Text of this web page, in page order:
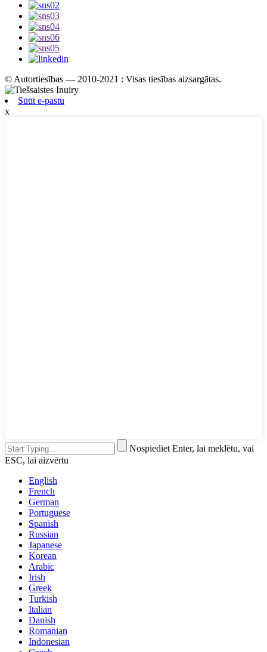
© Autortiesības — 2010-2021 : Visas tiesības aizsargātas.
Sūtīt e-pastu
x
Nospiediet Enter, lai meklētu, vai
ESC, lai aizvērtu
English
French
German
Portuguese
Spanish
Russian
Japanese
Korean
Arabic
Irish
Greek
Turkish
Italian
Danish
Romanian
Indonesian